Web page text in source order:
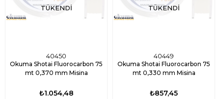
TÜKENDI
40450
Okuma Shotai Fluorocarbon 75
mt 0,370 mm Misina
₺1.054,48
TÜKENDI
40449
Okuma Shotai Fluorocarbon 75
mt 0,330 mm Misina
₺857,45